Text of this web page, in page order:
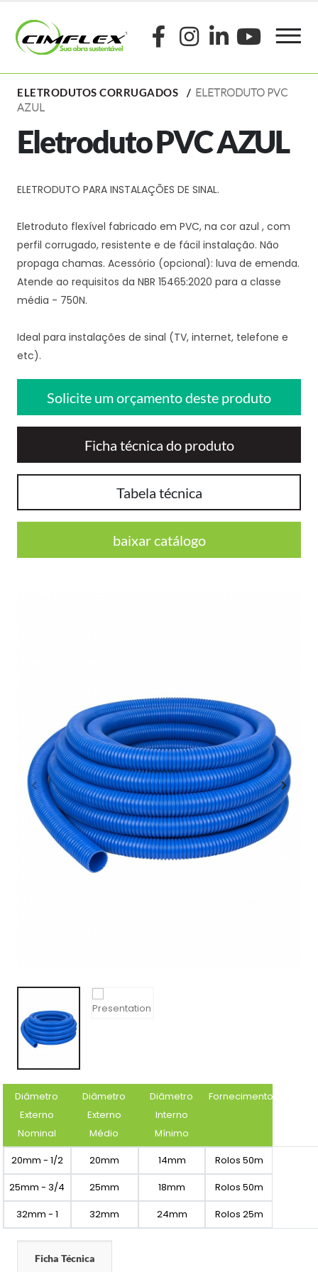
ELETRODUTOS CORRUGADOS
ELETRODUTO PVC
AZUL
Eletroduto PVC AZUL
ELETRODUTO PARA INSTALAÇÕES DE SINAL.
Eletroduto flexível fabricado em PVC, na cor azul , com
perfil corrugado, resistente e de fácil instalação. Não
propaga chamas. Acessório (opcional): luva de emenda.
Atende ao requisitos da NBR 15465:2020 para a classe
média - 750N.
Ideal para instalações de sinal (TV, internet, telefone e
etc).
Solicite um orçamento deste produto
Ficha técnica do produto
Tabela técnica
baixar catálogo
Diâmetro
Externo
Nominal
Diâmetro
Externo
Médio
Diâmetro
Interno
Mínimo
Fornecimento
20mm - 1/2
25mm - 3/4
32mm - 1
20mm
25mm
32mm
14mm
18mm
24mm
Rolos 50m
Rolos 50m
Rolos 25m
Ficha Técnica